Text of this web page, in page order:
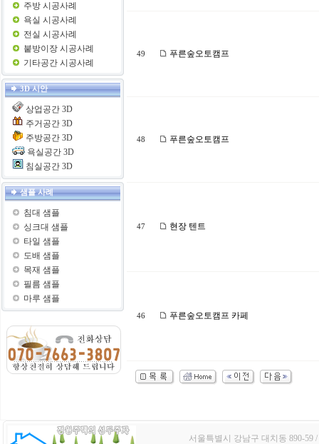
주방 시공사례
욕실 시공사례
전실 시공사례
붙방이장 시공사례
기타공간 시공사례
3D 시안
상업공간 3D
주거공간 3D
주방공간 3D
욕실공간 3D
침실공간 3D
샘플 사례
침대 샘플
싱크대 샘플
타일 샘플
도배 샘플
목재 샘플
필름 샘플
마루 샘플
49 푸른숲오토캠프
48 푸른숲오토캠프
47 현장 텐트
46 푸른숲오토캠프 카페
서울특별시 강남구 대치동 890-59 /